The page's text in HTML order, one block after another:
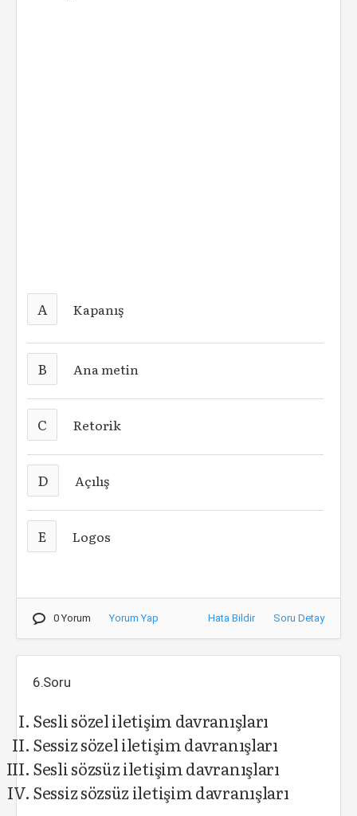
A Kapanış
B Ana metin
C Retorik
D Açılış
E Logos
0 Yorum Yorum Yap Hata Bildir Soru Detay
6.Soru
Sesli sözel iletişim davranışları
Sessiz sözel iletişim davranışları
Sesli sözsüz iletişim davranışları
Sessiz sözsüz iletişim davranışları